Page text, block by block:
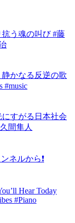
抗う魂の叫び #藤
かなる反逆の歌
#music
にすがる日本社会
間隼人
ネルから❗️
Hear Today
#Piano